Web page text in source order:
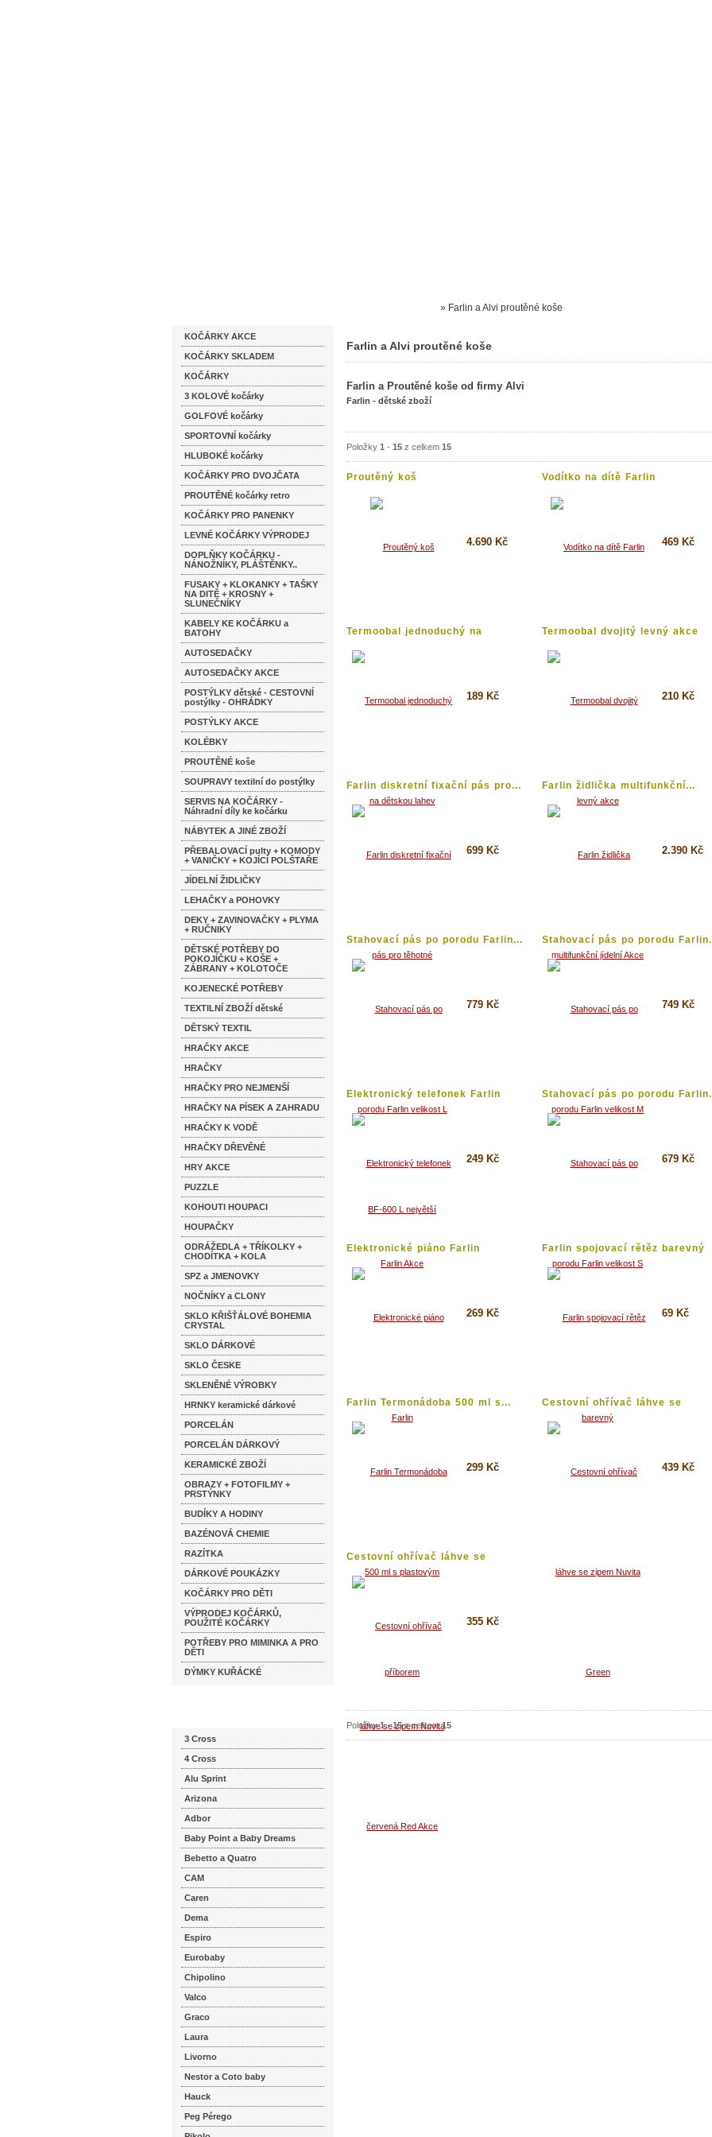
KOČÁRKY AKCE
KOČÁRKY SKLADEM
KOČÁRKY
3 KOLOVÉ kočárky
GOLFOVÉ kočárky
SPORTOVNÍ kočárky
HLUBOKÉ kočárky
KOČÁRKY PRO DVOJČATA
PROUTĚNÉ kočárky retro
KOČÁRKY PRO PANENKY
LEVNÉ KOČÁRKY VÝPRODEJ
DOPLŇKY KOČÁRKU -
NÁNOŽNÍKY, PLÁŠTĚNKY..
FUSAKY + KLOKANKY + TAŠKY
NA DITĚ + KROSNY +
SLUNEČNÍKY
KABELY KE KOČÁRKU a
BATOHY
AUTOSEDAČKY
AUTOSEDAČKY AKCE
POSTÝLKY dětské - CESTOVNÍ
postýlky - OHRÁDKY
POSTÝLKY AKCE
KOLÉBKY
PROUTĚNÉ koše
SOUPRAVY textilní do postýlky
SERVIS NA KOČÁRKY -
Náhradní díly ke kočárku
NÁBYTEK A JINÉ ZBOŽÍ
PŘEBALOVACÍ pulty + KOMODY
+ VANIČKY + KOJÍCÍ POLŠTAŘE
JÍDELNÍ ŽIDLIČKY
LEHAČKY a POHOVKY
DEKY + ZAVINOVAČKY + PLYMA
+ RUČNIKY
DĚTSKÉ POTŘEBY DO
POKOJÍČKU + KOŠE +
ZÁBRANY + KOLOTOČE
KOJENECKÉ POTŘEBY
TEXTILNÍ ZBOŽÍ dětské
DĚTSKÝ TEXTIL
HRAČKY AKCE
HRAČKY
HRAČKY PRO NEJMENŠÍ
HRAČKY NA PÍSEK A ZAHRADU
HRAČKY K VODĚ
HRAČKY DŘEVĚNÉ
HRY AKCE
PUZZLE
KOHOUTI HOUPACI
HOUPAČKY
ODRÁŽEDLA + TŘÍKOLKY +
CHODÍTKA + KOLA
SPZ a JMENOVKY
NOČNÍKY a CLONY
SKLO KŘIŠŤÁLOVÉ BOHEMIA
CRYSTAL
SKLO DÁRKOVÉ
SKLO ČESKE
SKLENĚNÉ VÝROBKY
HRNKY keramické dárkové
PORCELÁN
PORCELÁN DÁRKOVÝ
KERAMICKÉ ZBOŽÍ
OBRAZY + FOTOFILMY +
PRSTÝNKY
BUDÍKY A HODINY
BAZÉNOVÁ CHEMIE
RAZÍTKA
DÁRKOVÉ POUKÁZKY
KOČÁRKY PRO DĚTI
VÝPRODEJ KOČÁRKŮ,
POUŽITÉ KOČÁRKY
POTŘEBY PRO MIMINKA A PRO
DĚTI
DÝMKY KUŘÁCKÉ
3 Cross
4 Cross
Alu Sprint
Arizona
Adbor
Baby Point a Baby Dreams
Bebetto a Quatro
CAM
Caren
Dema
Espiro
Eurobaby
Chipolino
Valco
Graco
Laura
Livorno
Nestor a Coto baby
Hauck
Peg Pérego
» Farlin a Alvi proutěné koše
Farlin a Alvi proutěné koše
Farlin a Proutěné koše od firmy Alvi
Farlin - dětské zboží
Položky 1 - 15 z celkem 15
Proutěný koš
4.690 Kč
Vodítko na dítě Farlin
469 Kč
Termoobal jednoduchý na
189 Kč
Termoobal dvojitý levný akce
210 Kč
Farlin diskretní fixační pás pro...
699 Kč
Farlin židlička multifunkční...
2.390 Kč
Stahovací pás po porodu Farlin...
779 Kč
Stahovací pás po porodu
749 Kč
Elektronický telefonek Farlin
Akce
249 Kč
Stahovací pás po porodu
679 Kč
Elektronické piáno Farlin
269 Kč
Farlin spojovací rětěz barevný
69 Kč
Farlin Termonádoba 500 ml s...
299 Kč
Cestovní ohřívač láhve se
zipem...
439 Kč
Cestovní ohřívač láhve se
zipem...
355 Kč
Položky1-15z celkem15